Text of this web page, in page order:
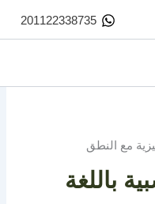
201122338735
مع النطق
باللغة